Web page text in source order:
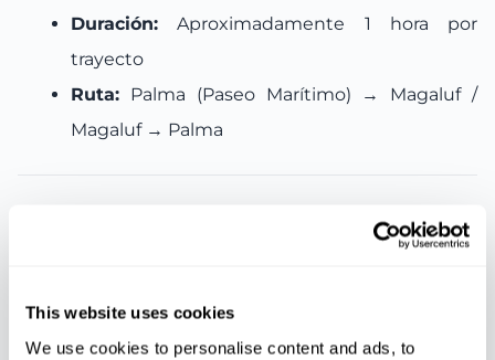
This website uses cookies
We use cookies to personalise content and ads, to
Duración: Aproximadamente 1 hora por
trayecto
Ruta: Palma (Paseo Marítimo) → Magaluf /
Magaluf → Palma
Magaluf – Palma)
Aproximadamente 6 horas de tiempo libre en